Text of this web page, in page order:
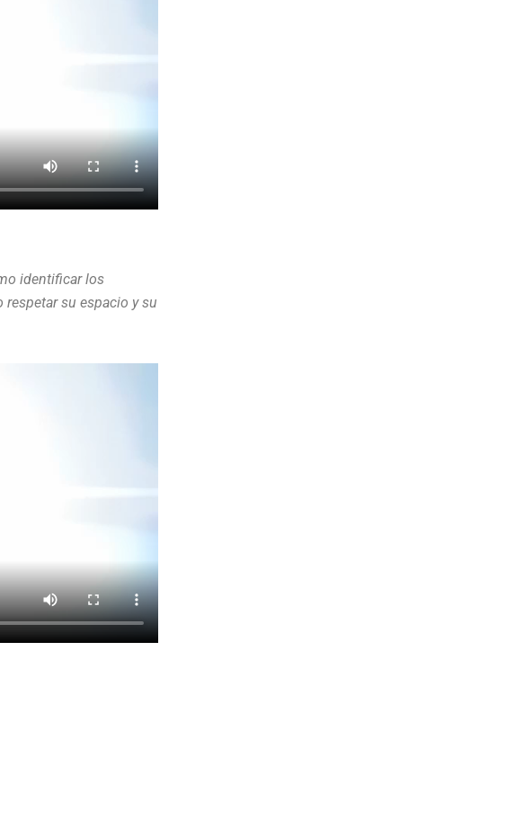
identificar los
su espacio y su